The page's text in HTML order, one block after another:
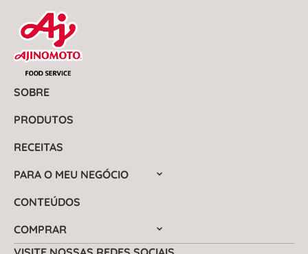
SOBRE
PRODUTOS
RECEITAS
PARA O MEU NEGÓCIO
CONTEÚDOS
COMPRAR